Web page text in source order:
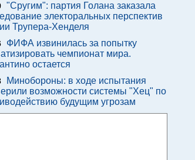
"Сругим": партия Голана заказала
электоральных перспектив
Трупера-Хенделя
ФИФА извинилась за попытку
чемпионат мира.
остается
Минобороны: в ходе испытания
возможности системы "Хец" по
будущим угрозам